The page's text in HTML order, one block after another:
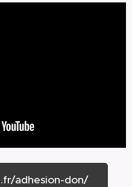
adhesion-don/